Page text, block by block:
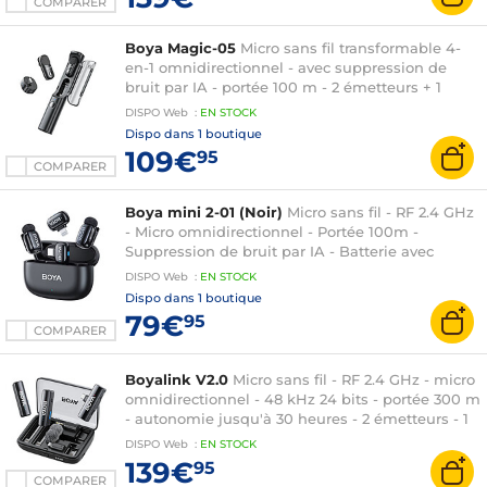
COMPARER
Boya Magic-05 Micro sans fil transformable 4-
en-1 omnidirectionnel - avec suppression de
bruit par IA - portée 100 m - 2 émetteurs + 1
récepteur USB-C + 1 boîtier de charge
DISPO Web : EN STOCK
Dispo dans 1 boutique
109€95
COMPARER
Boya mini 2-01 (Noir) Micro sans fil - RF 2.4 GHz
- Micro omnidirectionnel - Portée 100m -
Suppression de bruit par IA - Batterie avec
autonomie jusqu'à 6h - 1x récepteur USB-C + 1x
récepteur Lightning - 2x émetteurs
DISPO Web : EN STOCK
Dispo dans 1 boutique
79€95
COMPARER
Boyalink V2.0 Micro sans fil - RF 2.4 GHz - micro
omnidirectionnel - 48 kHz 24 bits - portée 300 m
- autonomie jusqu'à 30 heures - 2 émetteurs - 1
récepteur
DISPO Web : EN STOCK
139€95